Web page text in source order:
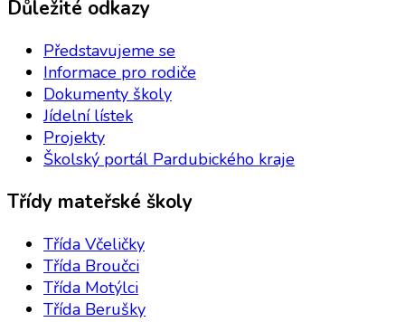
Důležité odkazy
Představujeme se
Informace pro rodiče
Dokumenty školy
Jídelní lístek
Projekty
Školský portál Pardubického kraje
Třídy mateřské školy
Třída Včeličky
Třída Broučci
Třída Motýlci
Třída Berušky